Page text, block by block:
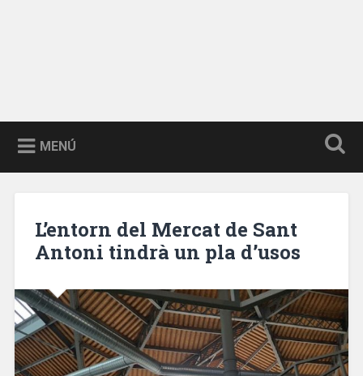
MENÚ
L’entorn del Mercat de Sant
Antoni tindrà un pla d’usos